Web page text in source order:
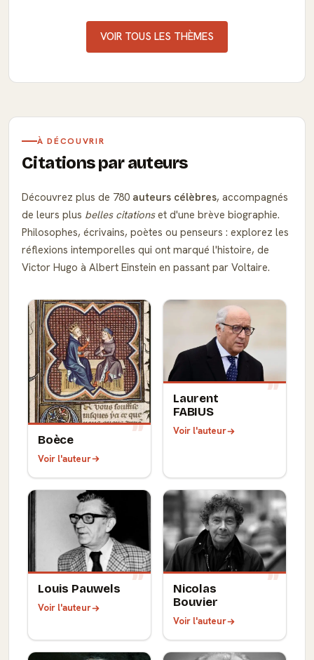
VOIR TOUS LES THÈMES
À DÉCOUVRIR
Citations par auteurs
Découvrez plus de 780 auteurs célèbres, accompagnés
de leurs plus belles citationset d'une brève biographie.
Philosophes, écrivains, poètes ou penseurs : explorez les
réflexions intemporelles qui ont marqué l'histoire, de
Victor Hugo à Albert Einstein en passant par Voltaire.
Boèce
Voir l'auteur
Laurent
FABIUS
Voir l'auteur
Louis Pauwels
Voir l'auteur
Nicolas
Bouvier
Voir l'auteur